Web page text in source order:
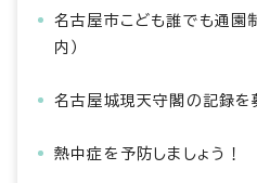
名古屋市こども誰でも通園
内）
名古屋城現天守閣の記録を
熱中症を予防しましょう！